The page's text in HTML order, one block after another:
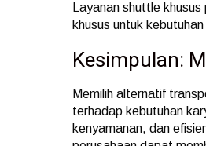
Layanan shuttle
khusus untuk
Kesimpulan:
Memilih alternatif
terhadap kebutuhan
kenyamanan, dan